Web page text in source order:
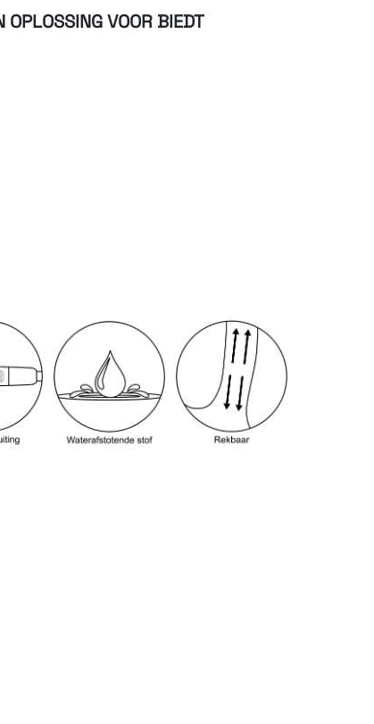
VOOR BIEDT